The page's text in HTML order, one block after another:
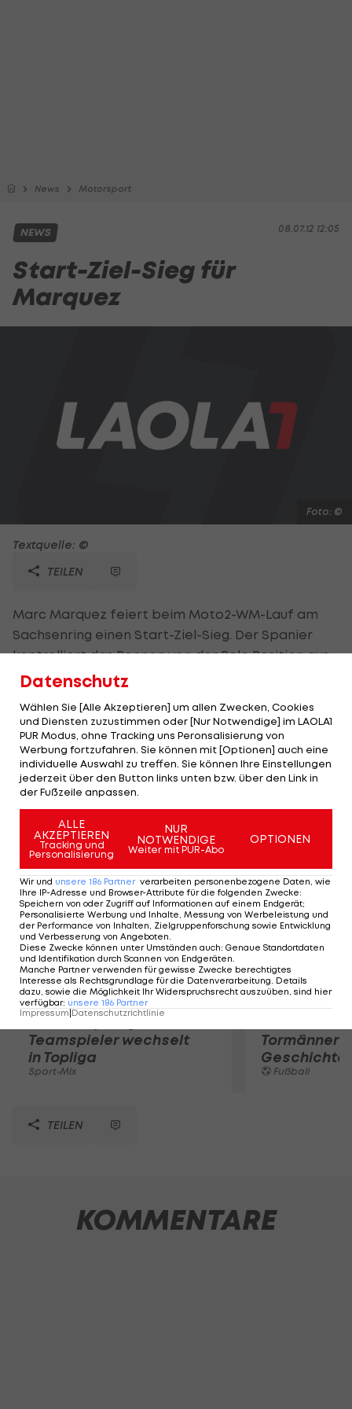
News Motorsport
08.07.12 12:05
NEWS
Start-Ziel-Sieg für
Marquez
Foto: ©
Textquelle: ©
TEILEN
Marc Marquez feiert beim Moto2-WM-Lauf am
Sachsenring einen Start-Ziel-Sieg. Der Spanier
kontrolliert das Rennen von der Pole Position aus.
Sechs Rennen vor Schluss setzt er sich aus einer
Saisonsieg ein. Hinter Marquez landen Alex De
Angelis (SMR) und Mika Kallio (ITA). Pol Espargaro
kämpft sich vom 17. Startplatz noch auf Rang vier
vor, verliert aber in der WM weiter an Boden.
Marquez baut seinen Vorsprung auf 43 Punkte aus.
Mehr zum Thema
Karrieresprung! ÖVV-
Teamspieler wechselt
in Topliga
Sport-Mix
Tormänner
Geschichte
Fußball
TEILEN
KOMMENTARE
Datenschutz
Wählen Sie [Alle Akzeptieren] um allen Zwecken, Cookies
und Diensten zuzustimmen oder [Nur Notwendige] im LAOLA1
PUR Modus, ohne Tracking uns Peronsalisierung von
Werbung fortzufahren. Sie können mit [Optionen] auch eine
individuelle Auswahl zu treffen. Sie können Ihre Einstellungen
jederzeit über den Button links unten bzw. über den Link in
der Fußzeile anpassen.
ALLE
AKZEPTIEREN
Tracking und
Personalisierung
NUR
NOTWENDIGE
Weiter mit PUR-Abo
OPTIONEN
Wir und unsere 186 Partner verarbeiten personenbezogene Daten, wie
Ihre IP-Adresse und Browser-Attribute für die folgenden Zwecke:
Speichern von oder Zugriff auf Informationen auf einem Endgerät;
Personalisierte Werbung und Inhalte, Messung von Werbeleistung und
der Performance von Inhalten, Zielgruppenforschung sowie Entwicklung
und Verbesserung von Angeboten.
Diese Zwecke können unter Umständen auch: Genaue Standortdaten
und Identifikation durch Scannen von Endgeräten.
Manche Partner verwenden für gewisse Zwecke berechtigtes
Interesse als Rechtsgrundlage für die Datenverarbeitung. Details
dazu, sowie die Möglichkeit Ihr Widerspruchsrecht auszuüben, sind hier
verfügbar: unsere 186 Partner
Impressum Datenschutzrichtlinie